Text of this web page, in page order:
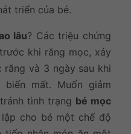
triển của bé.
lâu? Các triệu chứng
khi răng mọc, xảy
và 3 ngày sau khi
mất. Muốn giảm
tình trạng bé mọc
cho bé một chế độ